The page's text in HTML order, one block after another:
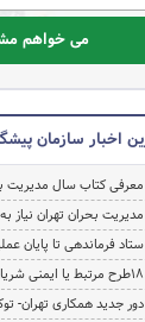
می خواهم
معرفی کتاب سال مدیریت
مدیریت بحران تهران نیاز
ستاد فرماندهی تا پایان
18طرح مرتبط یا ایمنی شریان های حیاتی پایتخت
دور جدید همکاری تهران-